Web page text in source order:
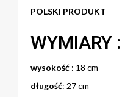
POLSKI PRODUKT
WYMIARY :
wysokość : 18 cm
długość: 27 cm